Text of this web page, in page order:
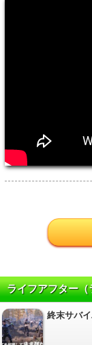
ライフアフター
終末サバ